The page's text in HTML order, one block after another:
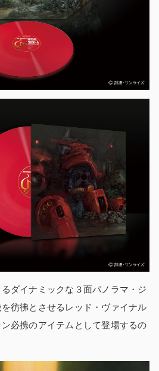
ダイナミックな３面パノラマ・ジ
彷彿とさせるレッド・ヴァイナル
必携のアイテムとして登場するの